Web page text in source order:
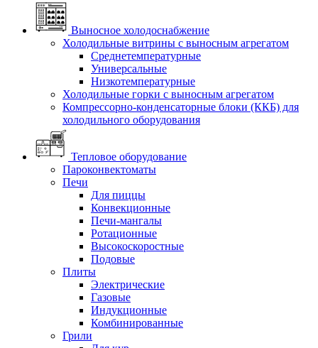
Выносное холодоснабжение
Холодильные витрины с выносным агрегатом
Среднетемпературные
Универсальные
Низкотемпературные
Холодильные горки с выносным агрегатом
Компрессорно-конденсаторные блоки (ККБ) для
холодильного оборудования
Тепловое оборудование
Пароконвектоматы
Печи
Для пиццы
Конвекционные
Печи-мангалы
Ротационные
Высокоскоростные
Подовые
Плиты
Электрические
Газовые
Индукционные
Комбинированные
Грили